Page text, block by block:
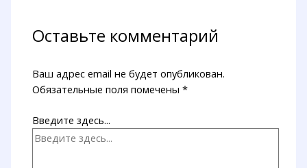
Оставьте комментарий
Ваш адрес email не будет опубликован.
Обязательные поля помечены*
Введите здесь...